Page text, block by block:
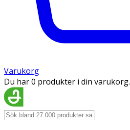
Varukorg
Du har 0 produkter i din varukorg.